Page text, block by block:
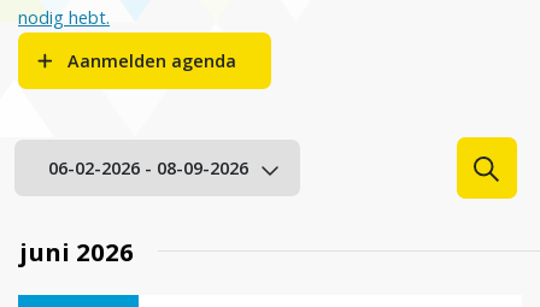
nodig hebt.
Aanmelden agenda
E
v
n
06-02-2026 - 08-09-2026
een
datum.
juni 2026